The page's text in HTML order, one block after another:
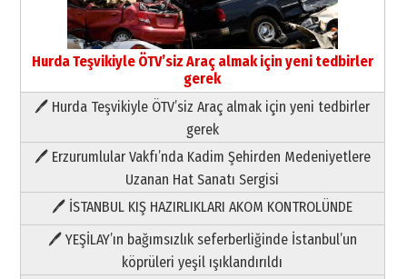
Hurda Teşvikiyle ÖTV’siz Araç almak için yeni tedbirler
gerek
🖊 Hurda Teşvikiyle ÖTV’siz Araç almak için yeni tedbirler
gerek
🖊 Erzurumlular Vakfı’nda Kadim Şehirden Medeniyetlere
Uzanan Hat Sanatı Sergisi
🖊 İSTANBUL KIŞ HAZIRLIKLARI AKOM KONTROLÜNDE
🖊 YEŞİLAY’ın bağımsızlık seferberliğinde İstanbul’un
köprüleri yeşil ışıklandırıldı
Paranın Aile Kültüründeki Yeri
03 Ağustos 2026 Pazartesi
Yıldırım Gündoğdu
HAVVA’NIN ÜÇ KIZI
09 Temmuz 2026 Perşembe